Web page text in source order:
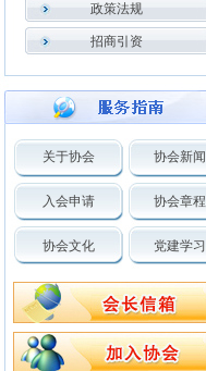
政策法规
招商引资
关于协会 协会新闻
入会申请 协会章程
协会文化 党建学习